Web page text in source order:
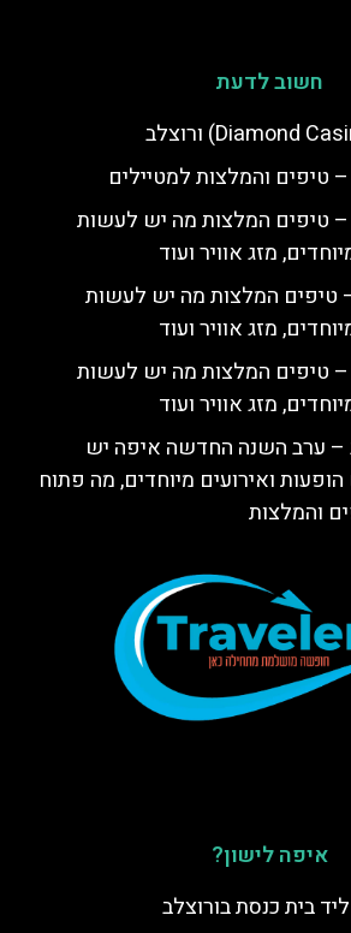
חשוב לדעת
– טיפים והמלצות למטיילים
– טיפים המלצות מה יש לעשות
מזג אוויר ועוד
טיפים המלצות מה יש לעשות
מזג אוויר ועוד
– טיפים המלצות מה יש לעשות
מזג אוויר ועוד
– ערב השנה החדשה איפה יש
ואירועים מיוחדים, מה פתוח
והמלצות
איפה לישון?
בית כנסת בורוצלב